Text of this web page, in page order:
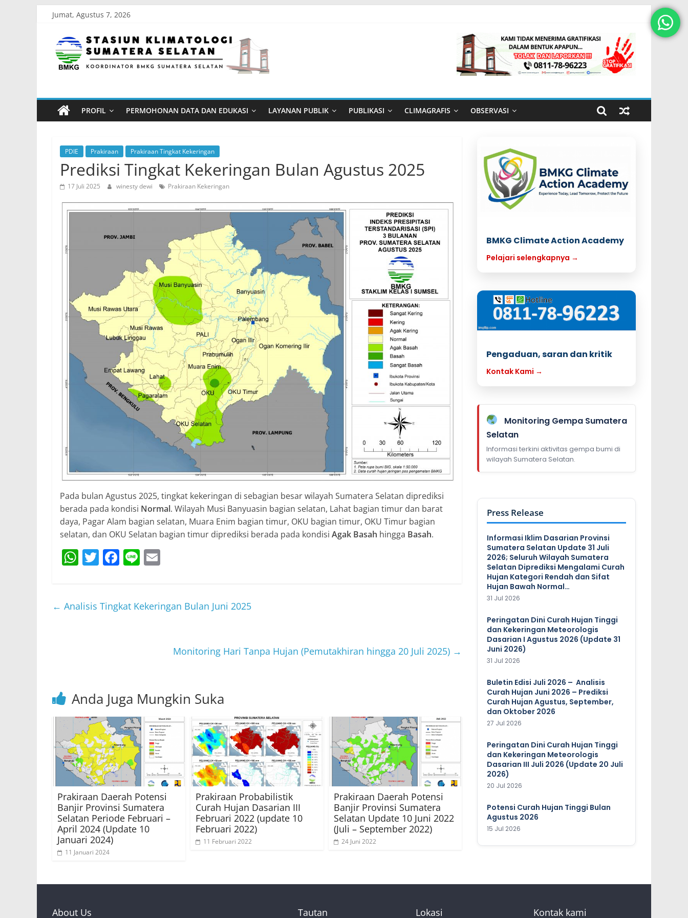
content
Jumat, Agustus 7, 2026
Stasiun
Klimatologi
Sumatera
Selatan
Koordinator
BMKG
Sumatera
Selatan
PROFIL PERMOHONAN DATA DAN EDUKASI LAYANAN PUBLIK PUBLIKASI CLIMAGRAFIS OBSERVASI
PDIE Prakiraan Prakiraan Tingkat Kekeringan
Prediksi Tingkat Kekeringan Bulan Agustus 2025
17 Juli 2025 winesty dewi Prakiraan Kekeringan
Pada bulan Agustus 2025, tingkat kekeringan di sebagian besar wilayah Sumatera Selatan diprediksi
berada pada kondisi Normal. Wilayah Musi Banyuasin bagian selatan, Lahat bagian timur dan barat
daya, Pagar Alam bagian selatan, Muara Enim bagian timur, OKU bagian timur, OKU Timur bagian
selatan, dan OKU Selatan bagian timur diprediksi berada pada kondisi Agak Basah hingga Basah.
W
s
T
er
F
e
Li
l
← Analisis Tingkat Kekeringan Bulan Juni 2025
Monitoring Hari Tanpa Hujan (Pemutakhiran hingga 20 Juli 2025) →
Anda Juga Mungkin Suka
Prakiraan Daerah Potensi
Banjir Provinsi Sumatera
Selatan Periode Februari –
April 2024 (Update 10
Januari 2024)
11 Januari 2024
Prakiraan Probabilistik
Curah Hujan Dasarian III
Februari 2022 (update 10
Februari 2022)
11 Februari 2022
Prakiraan Daerah Potensi
Banjir Provinsi Sumatera
Selatan Update 10 Juni 2022
(Juli – September 2022)
24 Juni 2022
BMKG Climate Action Academy
Pelajari selengkapnya →
Pengaduan, saran dan kritik
Kontak Kami →
Monitoring Gempa Sumatera
Selatan
Informasi terkini aktivitas gempa bumi di
wilayah Sumatera Selatan.
Press Release
Informasi Iklim Dasarian Provinsi
Sumatera Selatan Update 31 Juli
2026; Seluruh Wilayah Sumatera
Selatan Diprediksi Mengalami Curah
Hujan Kategori Rendah dan Sifat
Hujan Bawah Normal…
31 Jul 2026
Peringatan Dini Curah Hujan Tinggi
dan Kekeringan Meteorologis
Dasarian I Agustus 2026 (Update 31
Juni 2026)
31 Jul 2026
Buletin Edisi Juli 2026 – Analisis
Curah Hujan Juni 2026 – Prediksi
Curah Hujan Agustus, September,
dan Oktober 2026
27 Jul 2026
Peringatan Dini Curah Hujan Tinggi
dan Kekeringan Meteorologis
Dasarian III Juli 2026 (Update 20 Juli
2026)
20 Jul 2026
Potensi Curah Hujan Tinggi Bulan
Agustus 2026
15 Jul 2026
About Us Tautan Lokasi Kontak kami